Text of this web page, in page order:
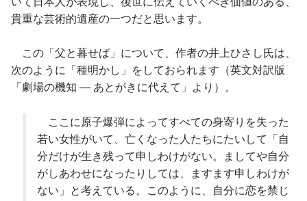
貴重な芸術的遺産の一つだと思います。
この「父と暮せば」について、作者の井上ひさし氏は、
次のように「種明かし」をしておられます（英文対訳版
「劇場の機知 ― あとがきに代えて」より）。
ここに原子爆弾によってすべての身寄りを失った
若い女性がいて、亡くなった人たちにたいして「自
分だけが生き残って申しわけがない。ましてや自分
がしあわせになったりしては、ますます申しわけが
ない」と考えている。このように、自分に恋を禁じ